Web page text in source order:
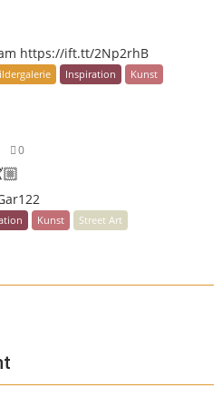
https://ift.tt/2Np2rhB
Inspiration
Kunst
0
Kunst Street Art